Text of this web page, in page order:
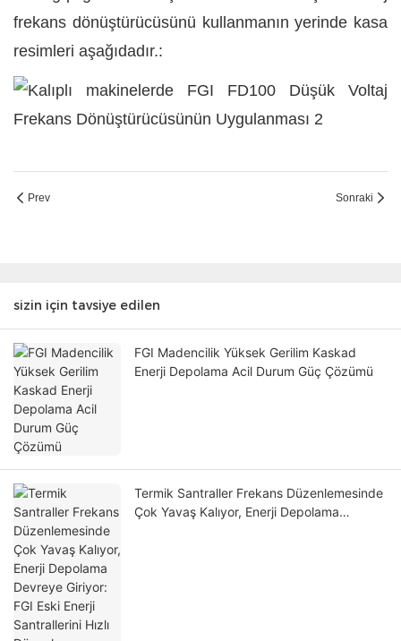
frekans dönüştürücüsünü kullanmanın yerinde kasa
resimleri aşağıdadır.:
Prev Sonraki
sizin için tavsiye edilen
FGI Madencilik Yüksek Gerilim Kaskad
Enerji Depolama Acil Durum Güç Çözümü
Termik Santraller Frekans Düzenlemesinde
Çok Yavaş Kalıyor, Enerji Depolama